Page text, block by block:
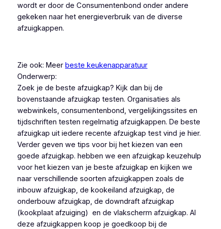
wordt er door de Consumentenbond onder andere
gekeken naar het energieverbruik van de diverse
afzuigkappen.
Zie ook: Meer beste keukenapparatuur
Onderwerp:
Zoek je de beste afzuigkap? Kijk dan bij de
bovenstaande afzuigkap testen. Organisaties als
webwinkels, consumentenbond, vergelijkingssites en
tijdschriften testen regelmatig afzuigkappen. De beste
afzuigkap uit iedere recente afzuigkap test vind je hier.
Verder geven we tips voor bij het kiezen van een
goede afzuigkap. hebben we een afzuigkap keuzehulp
voor het kiezen van je beste afzuigkap en kijken we
naar verschillende soorten afzuigkappen zoals de
inbouw afzuigkap, de kookeiland afzuigkap, de
onderbouw afzuigkap, de downdraft afzuigkap
(kookplaat afzuiging) en de vlakscherm afzuigkap. Al
deze afzuigkappen koop je goedkoop bij de